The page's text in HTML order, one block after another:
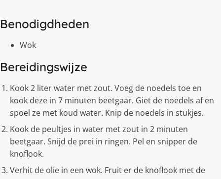
Benodigdheden
Wok
Bereidingswijze
Kook 2 liter water met zout. Voeg de noedels toe en
kook deze in 7 minuten beetgaar. Giet de noedels af en
spoel ze met koud water. Knip de noedels in stukjes.
Kook de peultjes in water met zout in 2 minuten
beetgaar. Snijd de prei in ringen. Pel en snipper de
knoflook.
Verhit de olie in een wok. Fruit er de knoflook met de